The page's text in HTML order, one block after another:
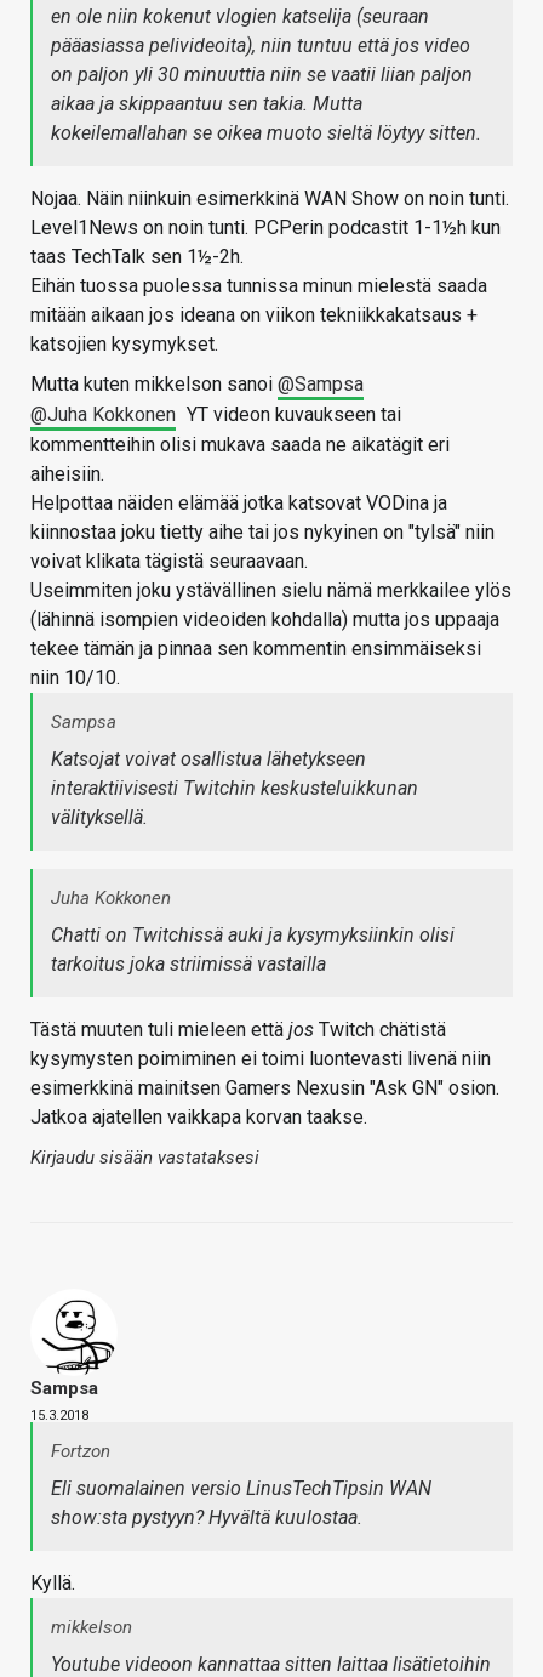
en ole niin kokenut vlogien katselija (seuraan
pääasiassa pelivideoita), niin tuntuu että jos video
on paljon yli 30 minuuttia niin se vaatii liian paljon
aikaa ja skippaantuu sen takia. Mutta
kokeilemallahan se oikea muoto sieltä löytyy sitten.
Nojaa. Näin niinkuin esimerkkinä WAN Show on noin tunti.
Level1News on noin tunti. PCPerin podcastit 1-1½h kun
taas TechTalk sen 1½-2h.
Eihän tuossa puolessa tunnissa minun mielestä saada
mitään aikaan jos ideana on viikon tekniikkakatsaus +
katsojien kysymykset.
Mutta kuten mikkelson sanoi @Sampsa
@Juha Kokkonen YT videon kuvaukseen tai
kommentteihin olisi mukava saada ne aikatägit eri
aiheisiin.
Helpottaa näiden elämää jotka katsovat VODina ja
kiinnostaa joku tietty aihe tai jos nykyinen on "tylsä" niin
voivat klikata tägistä seuraavaan.
Useimmiten joku ystävällinen sielu nämä merkkailee ylös
(lähinnä isompien videoiden kohdalla) mutta jos uppaaja
tekee tämän ja pinnaa sen kommentin ensimmäiseksi
niin 10/10.
Sampsa
Katsojat voivat osallistua lähetykseen
interaktiivisesti Twitchin keskusteluikkunan
välityksellä.
Juha Kokkonen
Chatti on Twitchissä auki ja kysymyksiinkin olisi
tarkoitus joka striimissä vastailla
Tästä muuten tuli mieleen että jos Twitch chätistä
kysymysten poimiminen ei toimi luontevasti livenä niin
esimerkkinä mainitsen Gamers Nexusin "Ask GN" osion.
Jatkoa ajatellen vaikkapa korvan taakse.
Kirjaudu sisään vastataksesi
Sampsa
15.3.2018
Fortzon
Eli suomalainen versio LinusTechTipsin WAN
show:sta pystyyn? Hyvältä kuulostaa.
Kyllä.
mikkelson
Youtube videoon kannattaa sitten laittaa lisätietoihin